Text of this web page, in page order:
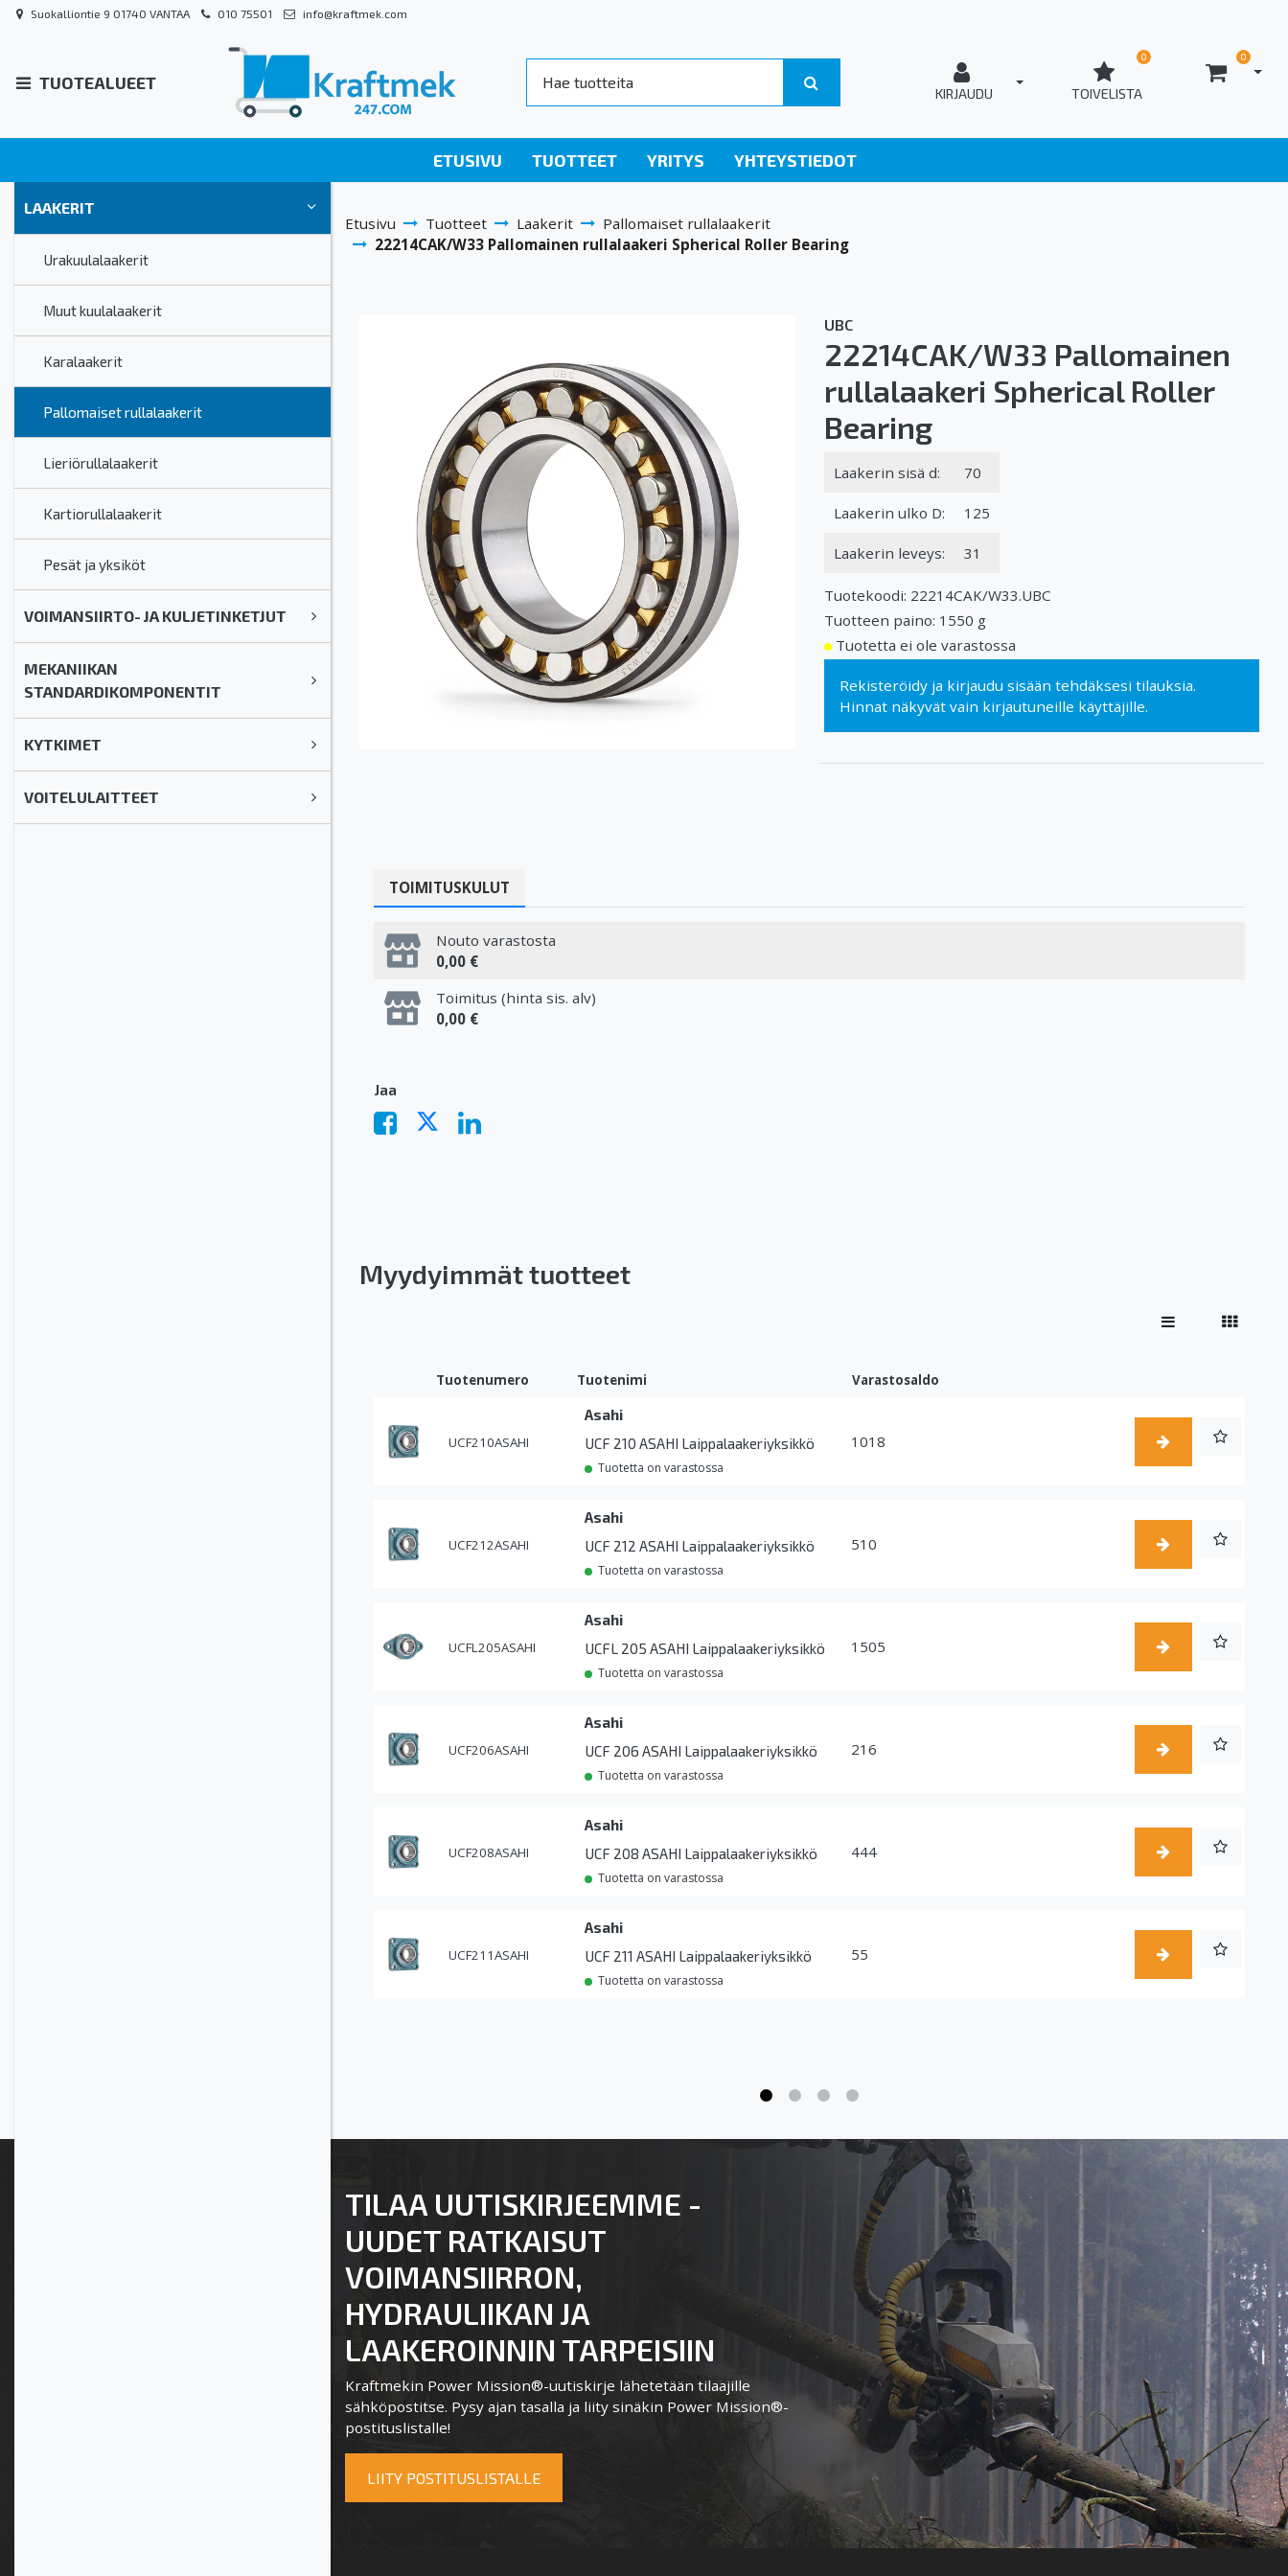
Suokalliontie 9 01740 VANTAA 010 75501 info@kraftmek.com
TUOTEALUEET
KIRJAUDU
T_OPEN_LOGIN
TOIVELISTA
0 0
ETUSIVU TUOTTEET YRITYS YHTEYSTIEDOT
LAAKERIT
Urakuulalaakerit
Muut kuulalaakerit
Karalaakerit
Pallomaiset rullalaakerit
Lieriörullalaakerit
Kartiorullalaakerit
Pesät ja yksiköt
VOIMANSIIRTO- JA KULJETINKETJUT
MEKANIIKAN
STANDARDIKOMPONENTIT
KYTKIMET
VOITELULAITTEET
Etusivu Tuotteet Laakerit
Pallomaiset rullalaakerit
22214CAK/W33 Pallomainen rullalaakeri Spherical Roller Bearing
UBC
22214CAK/W33 Pallomainen
rullalaakeri Spherical Roller
Bearing
Laakerin sisä d: 70
Laakerin ulko D: 125
Laakerin leveys: 31
Tuotekoodi: 22214CAK/W33.UBC
Tuotteen paino: 1550 g
Tuotetta ei ole varastossa
Rekisteröidyja kirjaudu sisään tehdäksesi tilauksia.
Hinnat näkyvät vain kirjautuneille käyttäjille.
TOIMITUSKULUT
Nouto varastosta
0,00 €
Toimitus (hinta sis. alv)
0,00 €
Jaa
Myydyimmät tuotteet
Tuotenumero Tuotenimi Varastosaldo
UCF210ASAHI
Asahi
UCF 210 ASAHI Laippalaakeriyksikkö
Tuotetta on varastossa
1018
UCF212ASAHI
Asahi
UCF 212 ASAHI Laippalaakeriyksikkö
Tuotetta on varastossa
510
UCFL205ASAHI
Asahi
UCFL 205 ASAHI Laippalaakeriyksikkö
Tuotetta on varastossa
1505
UCF206ASAHI
Asahi
UCF 206 ASAHI Laippalaakeriyksikkö
Tuotetta on varastossa
216
UCF208ASAHI
Asahi
UCF 208 ASAHI Laippalaakeriyksikkö
Tuotetta on varastossa
444
UCF211ASAHI
Asahi
UCF 211 ASAHI Laippalaakeriyksikkö
Tuotetta on varastossa
55
TILAA UUTISKIRJEEMME -
UUDET RATKAISUT
VOIMANSIIRRON,
HYDRAULIIKAN JA
LAAKEROINNIN TARPEISIIN
Kraftmekin Power Mission®-uutiskirje lähetetään tilaajille
sähköpostitse. Pysy ajan tasalla ja liity sinäkin Power Mission®-
postituslistalle!
LIITY POSTITUSLISTALLE